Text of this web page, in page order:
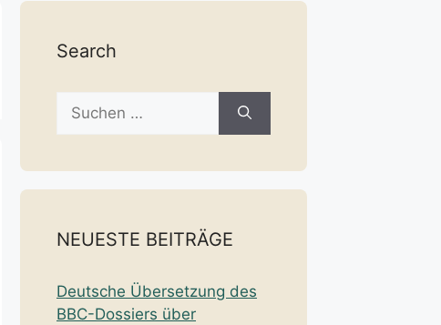
Search
Suche
nach:
NEUESTE BEITRÄGE
Deutsche Übersetzung des
BBC-Dossiers über